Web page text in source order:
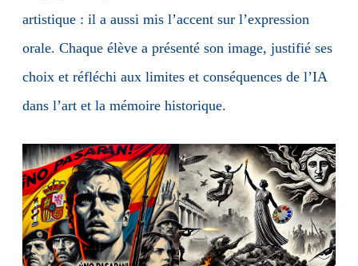
artistique : il a aussi mis l’accent sur l’expression
orale. Chaque élève a présenté son image, justifié ses
choix et réfléchi aux limites et conséquences de l’IA
dans l’art et la mémoire historique.